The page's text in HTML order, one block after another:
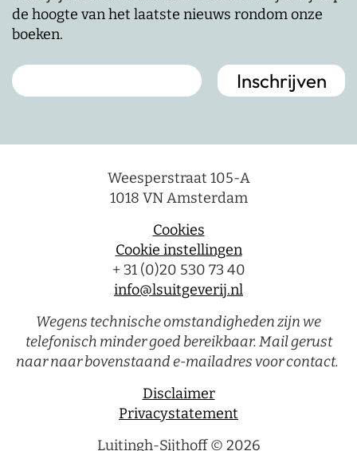
de hoogte van het laatste nieuws rondom onze
boeken.
Weesperstraat 105-A
1018 VN Amsterdam
Cookies
Cookie instellingen
+ 31 (0)20 530 73 40
info@lsuitgeverij.nl
Wegens technische omstandigheden zijn we
telefonisch minder goed bereikbaar. Mail gerust
naar naar bovenstaand e-mailadres voor contact.
Disclaimer
Privacystatement
Luitingh-Sijthoff © 2026